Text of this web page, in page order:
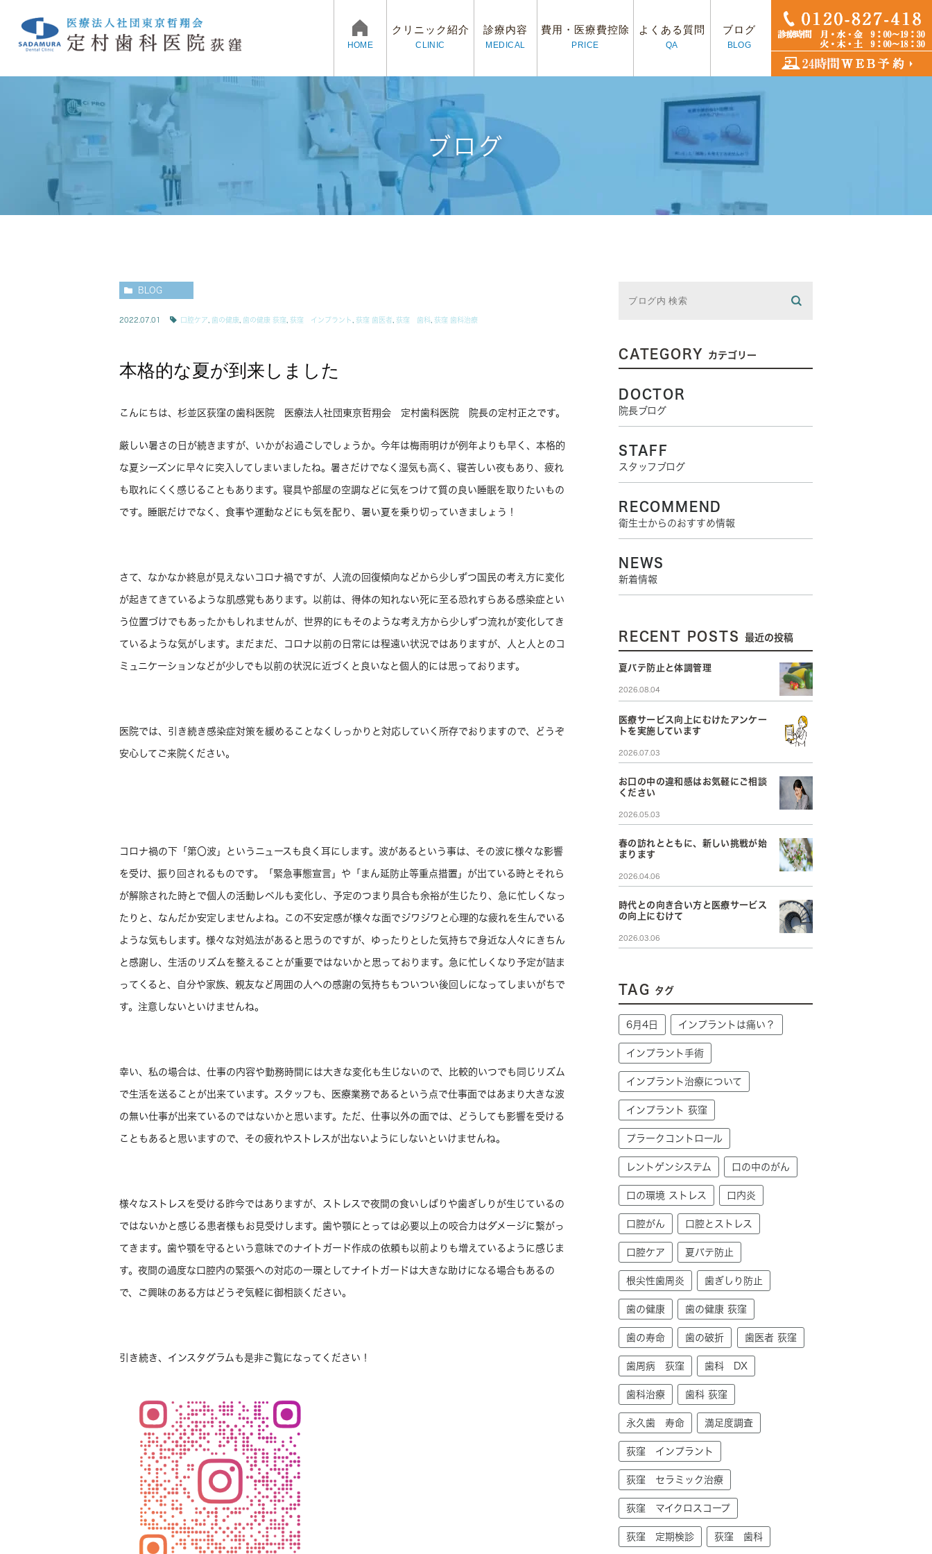
HOME
クリニック紹介
CLINIC
クリニック紹介TOP 定村歯科医院の3つの魅力 院長紹介
アクセス
診療の流れ
院内紹介 求人情報 プライバシーポリシー
診療内容
MEDICAL
一般歯科 予防治療 審美治療 矯正歯科
入れ歯治療
訪問歯科診療
費用・医療費控除
PRICE
よくある質問
QA
ブログ
BLOG
院長ブログ スタッフブログ ブログ
BLOG
2022.07.01 口腔ケア 歯の健康 歯の健康 荻窪 荻窪 インプラント 荻窪 歯医者 荻窪 歯科 荻窪 歯科治療
本格的な夏が到来しました
こんにちは、杉並区荻窪の歯科医院 医療法人社団東京哲翔会 定村歯科医院 院長の定村正之です。
厳しい暑さの日が続きますが、いかがお過ごしでしょうか。今年は梅雨明けが例年よりも早く、本格的
な夏シーズンに早々に突入してしまいましたね。暑さだけでなく湿気も高く、寝苦しい夜もあり、疲れ
も取れにくく感じることもあります。寝具や部屋の空調などに気をつけて質の良い睡眠を取りたいもの
です。睡眠だけでなく、食事や運動などにも気を配り、暑い夏を乗り切っていきましょう！
さて、なかなか終息が見えないコロナ禍ですが、人流の回復傾向などから少しずつ国民の考え方に変化
が起きてきているような肌感覚もあります。以前は、得体の知れない死に至る恐れすらある感染症とい
う位置づけでもあったかもしれませんが、世界的にもそのような考え方から少しずつ流れが変化してき
ているような気がします。まだまだ、コロナ以前の日常には程遠い状況ではありますが、人と人とのコ
ミュニケーションなどが少しでも以前の状況に近づくと良いなと個人的には思っております。
医院では、引き続き感染症対策を緩めることなくしっかりと対応していく所存でおりますので、どうぞ
安心してご来院ください。
コロナ禍の下「第〇波」というニュースも良く耳にします。波があるという事は、その波に様々な影響
を受け、振り回されるものです。「緊急事態宣言」や「まん延防止等重点措置」が出ている時とそれら
が解除された時とで個人の活動レベルも変化し、予定のつまり具合も余裕が生じたり、急に忙しくなっ
たりと、なんだか安定しませんよね。この不安定感が様々な面でジワジワと心理的な疲れを生んでいる
ような気もします。様々な対処法があると思うのですが、ゆったりとした気持ちで身近な人々にきちん
と感謝し、生活のリズムを整えることが重要ではないかと思っております。急に忙しくなり予定が詰ま
ってくると、自分や家族、親友など周囲の人への感謝の気持ちもついつい後回しになってしまいがちで
す。注意しないといけませんね。
幸い、私の場合は、仕事の内容や勤務時間には大きな変化も生じないので、比較的いつでも同じリズム
で生活を送ることが出来ています。スタッフも、医療業務であるという点で仕事面ではあまり大きな波
の無い仕事が出来ているのではないかと思います。ただ、仕事以外の面では、どうしても影響を受ける
こともあると思いますので、その疲れやストレスが出ないようにしないといけませんね。
様々なストレスを受ける昨今ではありますが、ストレスで夜間の食いしばりや歯ぎしりが生じているの
ではないかと感じる患者様もお見受けします。歯や顎にとっては必要以上の咬合力はダメージに繋がっ
てきます。歯や顎を守るという意味でのナイトガード作成の依頼も以前よりも増えているように感じま
す。夜間の過度な口腔内の緊張への対応の一環としてナイトガードは大きな助けになる場合もあるの
で、ご興味のある方はどうぞ気軽に御相談ください。
引き続き、インスタグラムも是非ご覧になってください！
CATEGORY カテゴリー
DOCTOR
院長ブログ
STAFF
スタッフブログ
RECOMMEND
衛生士からのおすすめ情報
NEWS
新着情報
RECENT POSTS 最近の投稿
夏バテ防止と体調管理
2026.08.04
医療サービス向上にむけたアンケー
トを実施しています
2026.07.03
お口の中の違和感はお気軽にご相談
ください
2026.05.03
春の訪れとともに、新しい挑戦が始
まります
2026.04.06
時代との向き合い方と医療サービス
の向上にむけて
2026.03.06
TAG タグ
6月4日 インプラントは痛い？
インプラント手術
インプラント治療について
インプラント 荻窪
プラークコントロール
レントゲンシステム 口の中のがん
口の環境 ストレス 口内炎
口腔がん 口腔とストレス
口腔ケア 夏バテ防止
根尖性歯周炎 歯ぎしり防止
歯の健康 歯の健康 荻窪
歯の寿命 歯の破折 歯医者 荻窪
歯周病 荻窪 歯科 DX
歯科治療 歯科 荻窪
永久歯 寿命 満足度調査
荻窪 インプラント
荻窪 セラミック治療
荻窪 マイクロスコープ
荻窪 定期検診 荻窪 歯科